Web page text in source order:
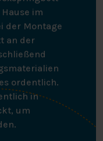
im
der Montage
an der
ordentlich.
in
um